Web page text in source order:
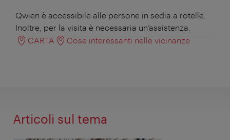
Qwien è accessibile alle persone in sedia a rotelle.
Inoltre, per la visita è necessaria un’assistenza.
CARTA
Cose interessanti nelle vicinanze
Articoli sul tema